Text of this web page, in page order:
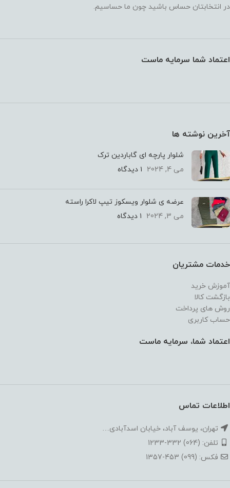
در انتخابتان حساس باشید چون ما حساسیم.
اعتماد شما سرمایه ماست
آخرین نوشته ها
شلوار پارچه ای گاباردین ترک
می 4, 2024
۱ دیدگاه
عرضه ی شلوار ویسکوز تیپ لاکرا راسته
می 3, 2024
۱ دیدگاه
خدمات مشتریان
آموزش خرید
بازگشت کالا
روش های پرداخت
حساب کاربری
اعتماد شما، سرمایه ماست
اطلاعات تماس
تهران، یوسف آباد، خیابان اسدآبادی…
تلفن: (064) 332-1233
فکس: (099) 453-1357